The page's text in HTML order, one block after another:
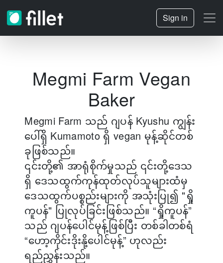
Sign in
Megmi Farm Vegan
Baker
Megmi Farm သည် ဂျပန် Kyushu ကျွန်း
ပေါ်ရှိ Kumamoto ရှိ vegan မုန့်ဆိုင်တစ်
ခုဖြစ်သည်။
၎င်းတို့၏ အာရုံစိုက်မှုသည် ၎င်းတို့ဒေသ
ရှိ ဒေသထွက်ကုန်ထုတ်လုပ်သူများထံမှ
ဒေသထွက်ပစ္စည်းများကို အသုံးပြု၍ "ရှို
ကူပန်" ပြုလုပ်ခြင်းဖြစ်သည်။ “ရှိုကူပန်”
သည် ဂျပန်ပေါင်မုန့်ဖြစ်ပြီး တစ်ခါတစ်ရံ
“ဟော့ကိုင်းဒိုးနို့ပေါင်မုန့်” ဟုလည်း
ရည်ညွှန်းသည်။